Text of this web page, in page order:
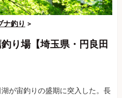
ナ釣り >
り場【埼玉県・円良田
が宙釣りの盛期に突入した。長